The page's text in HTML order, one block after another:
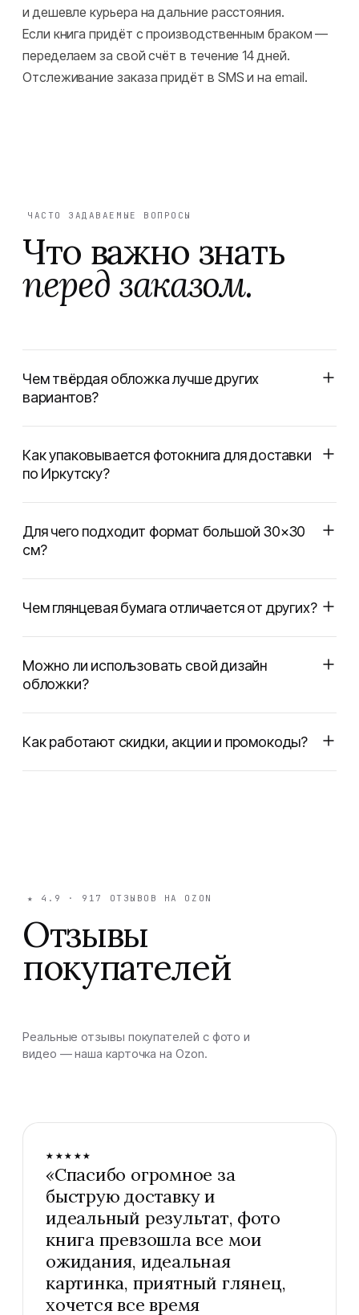
и дешевле курьера на дальние расстояния.
Если книга придёт с производственным браком —
переделаем за свой счёт в течение 14 дней.
Отслеживание заказа придёт в SMS и на email.
ЧАСТО ЗАДАВАЕМЫЕ ВОПРОСЫ
Что важно знать
перед заказом.
Чем твёрдая обложка лучше других
вариантов?
Как упаковывается фотокнига для доставки
по Иркутску?
Для чего подходит формат большой 30×30
см?
Чем глянцевая бумага отличается от других?
Можно ли использовать свой дизайн
обложки?
Как работают скидки, акции и промокоды?
★ 4.9 · 917 ОТЗЫВОВ НА OZON
Отзывы
покупателей
Реальные отзывы покупателей с фото и
видео — наша карточка на Ozon.
★★★★★
«Спасибо огромное за
быструю доставку и
идеальный результат, фото
книга превзошла все мои
ожидания, идеальная
картинка, приятный глянец,
хочется все время